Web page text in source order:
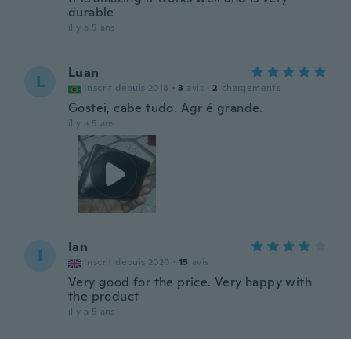
durable
il y a 5 ans
L Luan
Inscrit depuis 2018 · 3 avis · 2 chargements
Gostei, cabe tudo. Agr é grande.
il y a 5 ans
I Ian
Inscrit depuis 2020 · 15 avis
Very good for the price. Very happy with
the product
il y a 5 ans